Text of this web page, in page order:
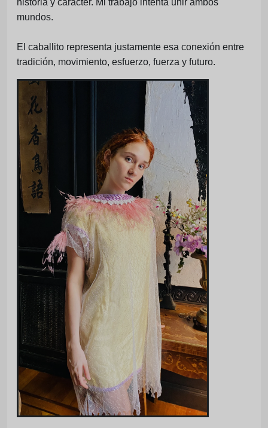
historia y carácter. Mi trabajo intenta unir ambos
mundos.
El caballito representa justamente esa conexión entre
tradición, movimiento, esfuerzo, fuerza y futuro.